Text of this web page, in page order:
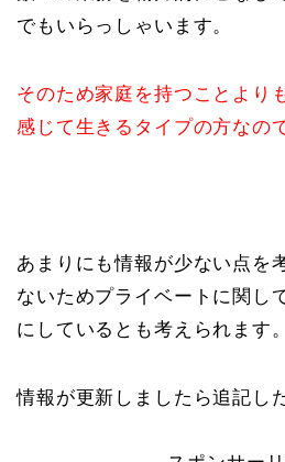
でもいらっしゃいます。
そのため家庭を持つことより
感じて生きるタイプの方なの
あまりにも情報が少ない点を
ないためプライベートに関し
にしているとも考えられます。
情報が更新しましたら追記し